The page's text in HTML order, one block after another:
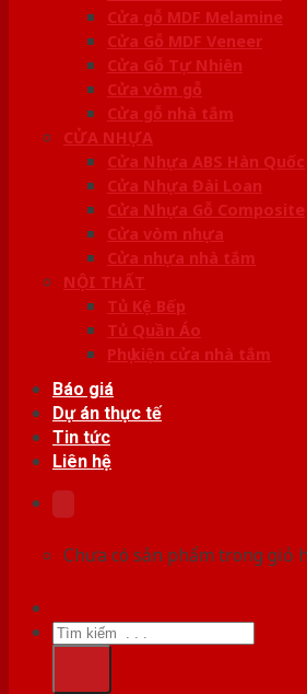
Cửa gỗ MDF Melamine
Cửa Gỗ MDF Veneer
Cửa Gỗ Tự Nhiên
Cửa vòm gỗ
Cửa gỗ nhà tắm
CỬA NHỰA
Cửa Nhựa ABS Hàn Quốc
Cửa Nhựa Đài Loan
Cửa Nhựa Gỗ Composite
Cửa vòm nhựa
Cửa nhựa nhà tắm
NỘI THẤT
Tủ Kệ Bếp
Tủ Quần Áo
Phụ kiện cửa nhà tắm
Báo giá
Dự án thực tế
Tin tức
Liên hệ
Chưa có sản phẩm trong giỏ
Tìm
kiếm: